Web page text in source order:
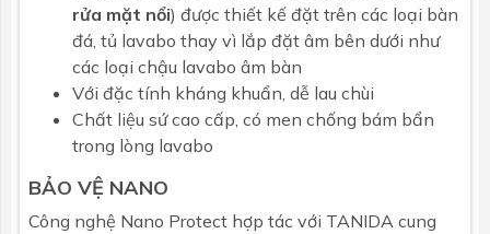
rửa mặt nổi) được thiết kế đặt trên các loại bàn
đá, tủ lavabo thay vì lắp đặt âm bên dưới như
các loại chậu lavabo âm bàn
Với đặc tính kháng khuẩn, dễ lau chùi
Chất liệu sứ cao cấp, có men chống bám bẩn
trong lòng lavabo
BẢO VỆ NANO
Công nghệ Nano Protect hợp tác với TANIDA cung